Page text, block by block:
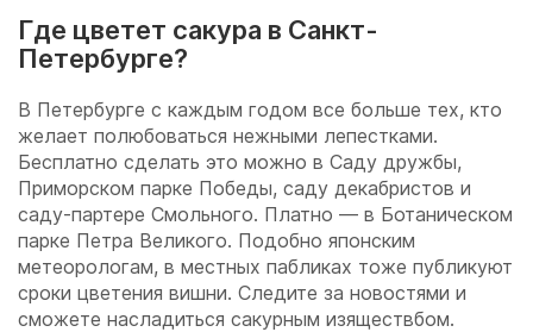
Где цветет сакура в Санкт-
Петербурге?
В Петербурге с каждым годом все больше тех, кто
желает полюбоваться нежными лепестками.
Бесплатно сделать это можно в Саду дружбы,
Приморском парке Победы, саду декабристов и
саду-партере Смольного. Платно — в Ботаническом
парке Петра Великого. Подобно японским
метеорологам, в местных пабликах тоже публикуют
сроки цветения вишни. Следите за новостями и
сможете насладиться сакурным изяществбом.